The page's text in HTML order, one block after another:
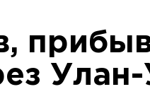
Улан-